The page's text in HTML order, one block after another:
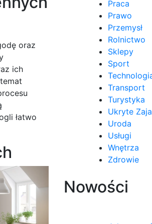
oraz
ich
łatwo
Praca
Prawo
Przemysł
Rolnictwo
Sklepy
Sport
Transport
Turystyka
Ukryte
Uroda
Usługi
Wnętrza
Zdrowie
Nowości